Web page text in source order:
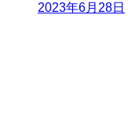
2023年6月28日